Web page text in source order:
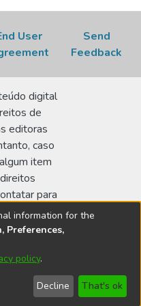
User
Send
Feedback
digital
de
editoras
caso
item
para
Ferraz
Universitária - CEP:
information for the
Preferences,
policy.
Decline That's ok